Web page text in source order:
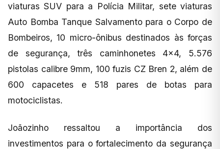
viaturas SUV para a Polícia Militar, sete viaturas
Auto Bomba Tanque Salvamento para o Corpo de
Bombeiros, 10 micro-ônibus destinados às forças
de segurança, três caminhonetes 4×4, 5.576
pistolas calibre 9mm, 100 fuzis CZ Bren 2, além de
600 capacetes e 518 pares de botas para
motociclistas.
Joãozinho ressaltou a importância dos
investimentos para o fortalecimento da segurança